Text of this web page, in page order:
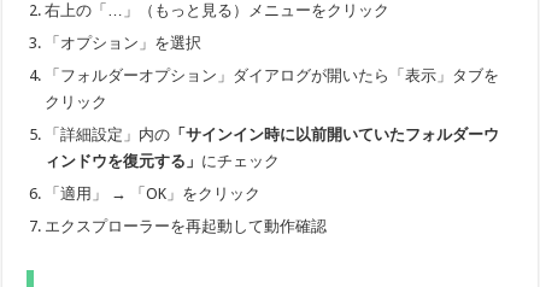
右上の「…」（もっと見る）メニューをクリック
「オプション」を選択
「フォルダーオプション」ダイアログが開いたら「表示」タブを
クリック
「詳細設定」内の 「サインイン時に以前開いていたフォルダーウ
ィンドウを復元する」 にチェック
「適用」 → 「OK」をクリック
エクスプローラーを再起動して動作確認